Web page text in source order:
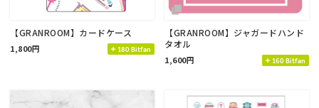
【GRANROOM】カードケース
1,800円 180 Bitfan
【GRANROOM】ジャガードハンド
タオル
1,600円 160 Bitfan